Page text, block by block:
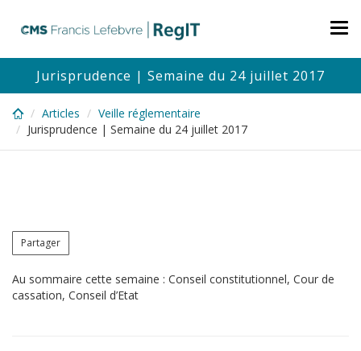
content
Jurisprudence | Semaine du 24 juillet 2017
Articles
Veille réglementaire
Jurisprudence | Semaine du 24 juillet 2017
Partager
Au sommaire cette semaine : Conseil constitutionnel, Cour de
cassation, Conseil d’Etat